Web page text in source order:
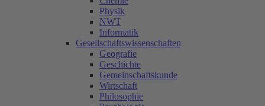
Physik
NWT
Informatik
Gesellschaftswissenschaften
Geografie
Geschichte
Gemeinschaftskunde
Wirtschaft
Philosophie